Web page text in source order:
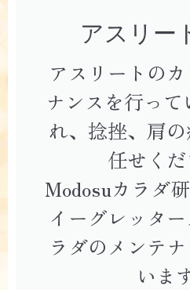
アスリー
アスリートの
ナンスを行っ
れ、捻挫、肩
任せくだ
Modosuカラダ
イーグレッタ
ラダのメンテ
いま